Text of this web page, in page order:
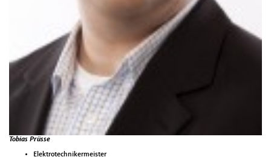
Tobias Prüsse
Elektrotechnikermeister